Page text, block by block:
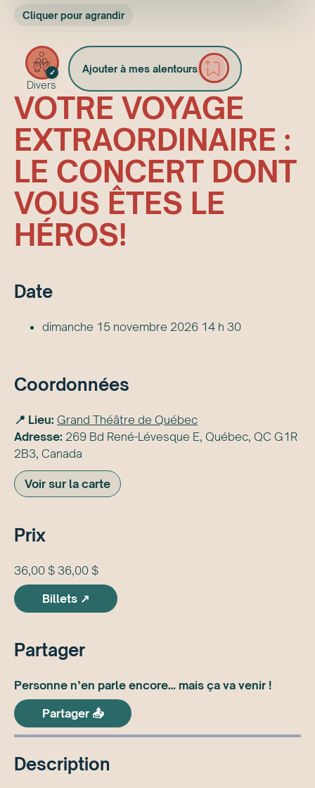
Cliquer pour agrandir
✓
Divers
Ajouter à mes alentours
VOTRE VOYAGE
EXTRAORDINAIRE :
LE CONCERT DONT
VOUS ÊTES LE
HÉROS!
Date
dimanche 15 novembre 2026 14 h 30
Coordonnées
📍 Lieu: Grand Théâtre de Québec
Adresse: 269 Bd René-Lévesque E, Québec, QC G1R
2B3, Canada
Voir sur la carte
Prix
36,00 $ 36,00 $
Billets ↗
Partager
Personne n’en parle encore… mais ça va venir !
Partager 📤
Description